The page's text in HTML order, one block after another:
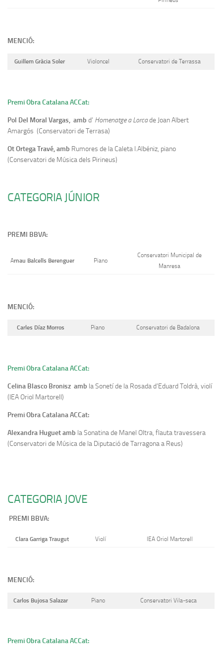
MENCIÓ:
Guillem Gràcia Soler Violoncel Conservatori de Terrassa
Premi Obra Catalana ACCat:
Pol Del Moral Vargas, amb d’ Homenatge a Lorcade Joan Albert
Amargós (Conservatori de Terrasa)
Ot Ortega Travé, amb Rumores de la Caleta I.Albéniz, piano
(Conservatori de Música dels Pirineus)
CATEGORIA JÚNIOR
PREMI BBVA:
Arnau Balcells Berenguer Piano
Conservatori Municipal de
Manresa
MENCIÓ:
Carles Díaz Morros Piano Conservatori de Badalona
Premi Obra Catalana ACCat:
Celina Blasco Bronisz amb la Sonetí de la Rosada d’Eduard Toldrà, violí
(IEA Oriol Martorell)
Premi Obra Catalana ACCat:
Alexandra Huguet amb la Sonatina de Manel Oltra, flauta travessera
(Conservatori de Música de la Diputació de Tarragona a Reus)
CATEGORIA JOVE
PREMI BBVA:
Clara Garriga Traugut Violí IEA Oriol Martorell
MENCIÓ:
Carlos Bujosa Salazar Piano Conservatori Vila-seca
Premi Obra Catalana ACCat: